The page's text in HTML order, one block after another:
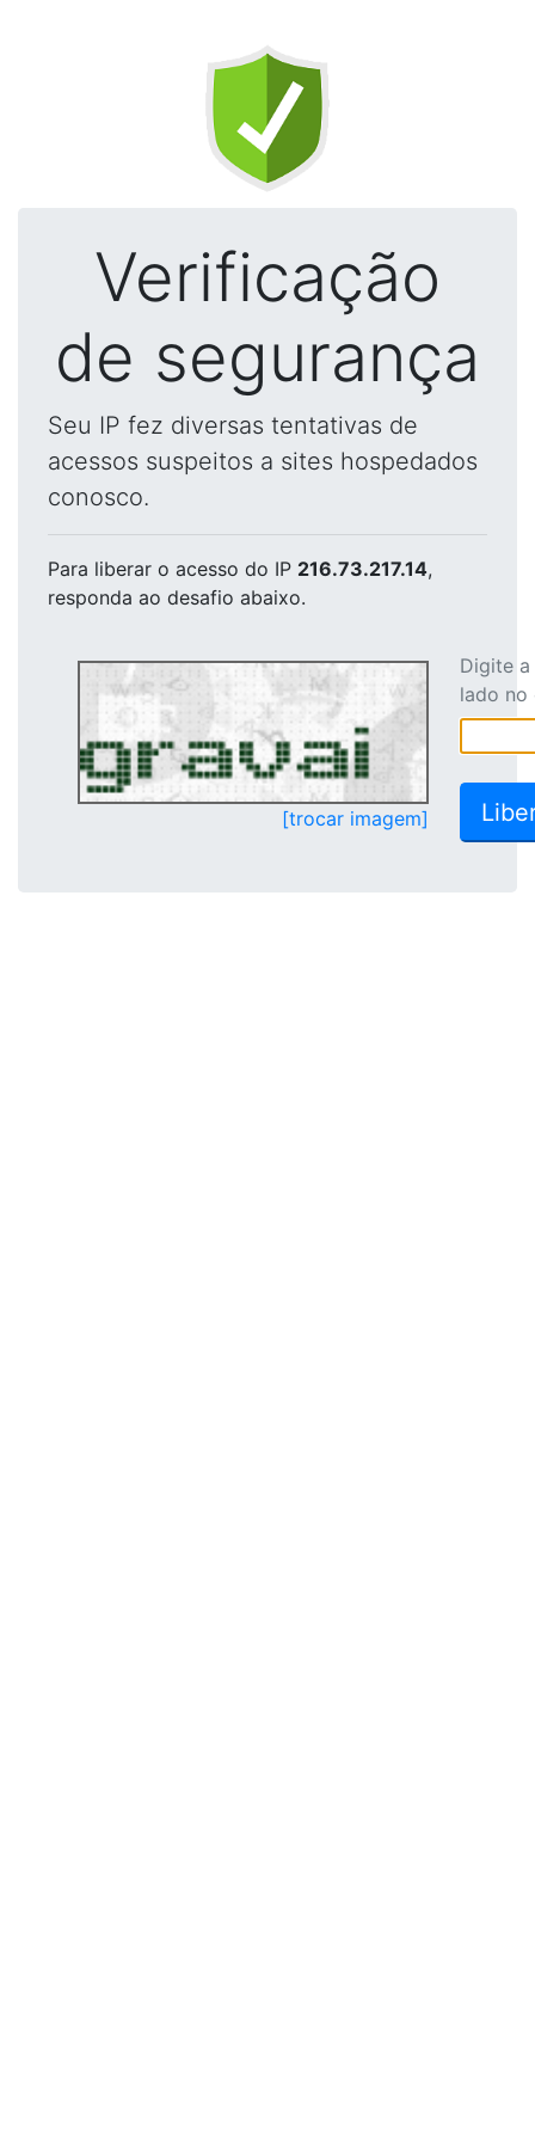
Verificação
de segurança
Seu IP fez diversas tentativas de
acessos suspeitos a sites hospedados
conosco.
Para liberar o acesso do IP 216.73.217.14,
responda ao desafio abaixo.
[trocar imagem]
Digite
lado no